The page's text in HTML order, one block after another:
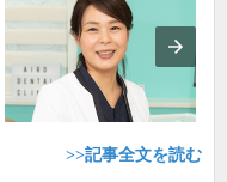
>>記事全文を読む